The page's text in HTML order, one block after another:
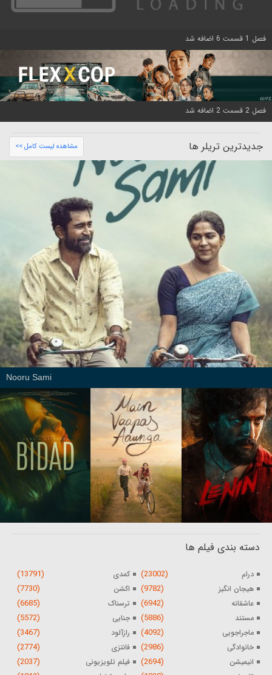
فصل 1 قسمت 6 اضافه شد
فصل 2 قسمت 2 اضافه شد
جدیدترین تریلر ها مشاهده لیست کامل >>
Nooru Sami
دسته بندی فیلم ها
درام (23002) کمدی (13791)
هیجان انگیز (9782) اکشن (7730)
عاشقانه (6942) ترسناک (6685)
مستند (5886) جنایی (5572)
ماجراجویی (4092) رازآلود (3467)
خانوادگی (2986) فانتزی (2774)
انیمیشن (2694) فیلم تلویزیونی (2037)